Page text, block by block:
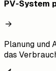
PV-System
Planung und
das